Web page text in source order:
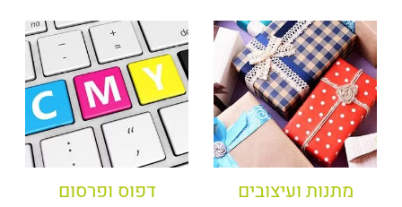
מתנות ועיצובים דפוס ופרסום